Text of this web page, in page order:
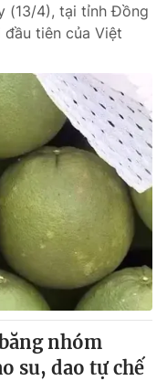
(13/4), tại tỉnh Đồng
tiên của Việt
nhóm
su, dao tự chế